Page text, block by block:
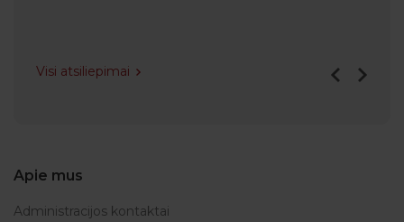
Visi atsiliepimai
Apie mus
Administracijos kontaktai